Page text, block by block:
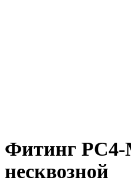
Фитинг PC4-
несквозной